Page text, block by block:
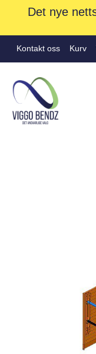
Det nye
Kontakt oss Kurv